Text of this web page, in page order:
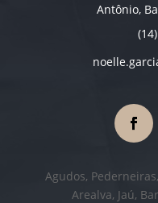
Antônio,
Agudos,
Arealva, Jaú,